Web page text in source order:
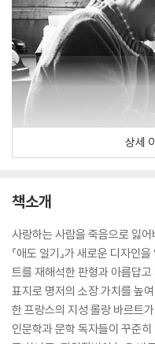
상세
책소개
사랑하는 사람을 죽음으로 잃
『애도 일기』가 새로운 디자인
트를 재해석한 판형과 아름답
표지로 명저의 소장 가치를 높
한 프랑스의 지성 롤랑 바르트
인문학과 문학 독자들이 꾸준